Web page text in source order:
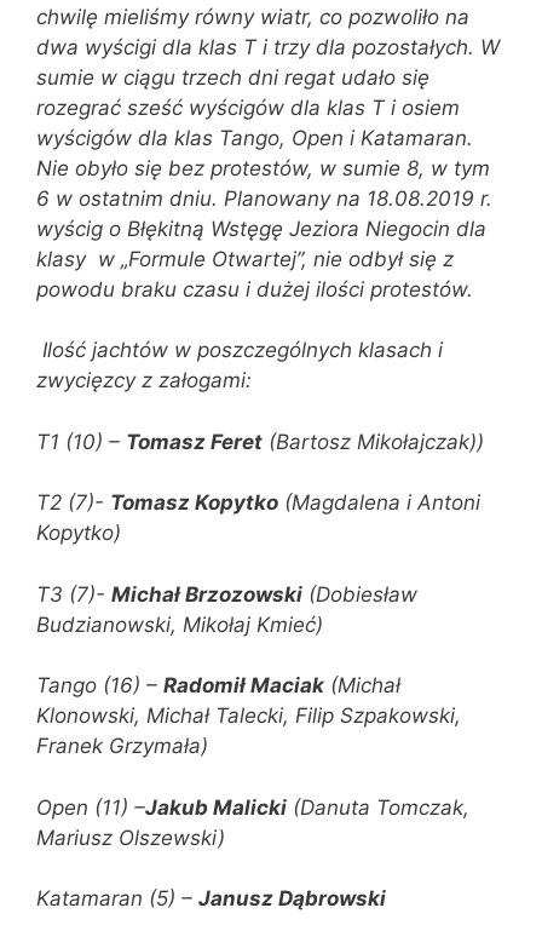
chwilę mieliśmy równy wiatr, co pozwoliło na
dwa wyścigi dla klas T i trzy dla pozostałych. W
sumie w ciągu trzech dni regat udało się
rozegrać sześć wyścigów dla klas T i osiem
wyścigów dla klas Tango, Open i Katamaran.
Nie obyło się bez protestów, w sumie 8, w tym
6 w ostatnim dniu. Planowany na 18.08.2019 r.
wyścig o Błękitną Wstęgę Jeziora Niegocin dla
klasy w „Formule Otwartej”, nie odbył się z
powodu braku czasu i dużej ilości protestów.
Ilość jachtów w poszczególnych klasach i
zwycięzcy z załogami:
T1 (10) – Tomasz Feret (Bartosz Mikołajczak))
T2 (7)- Tomasz Kopytko (Magdalena i Antoni
Kopytko)
T3 (7)- Michał Brzozowski (Dobiesław
Budzianowski, Mikołaj Kmieć)
Tango (16) – Radomił Maciak (Michał
Klonowski, Michał Talecki, Filip Szpakowski,
Franek Grzymała)
Open (11) –Jakub Malicki (Danuta Tomczak,
Mariusz Olszewski)
Katamaran (5) – Janusz Dąbrowski